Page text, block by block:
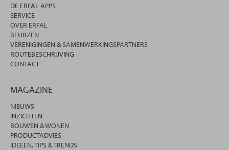
DE ERFAL APPS
SERVICE
OVER ERFAL
BEURZEN
VERENIGINGEN & SAMENWERKINGSPARTNERS
ROUTEBESCHRIJVING
CONTACT
MAGAZINE
NIEUWS
INZICHTEN
BOUWEN & WONEN
PRODUCTADVIES
IDEEËN, TIPS & TRENDS